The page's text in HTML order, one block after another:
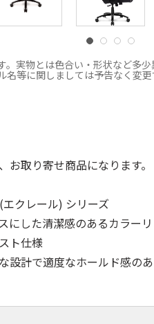
実物とは色合い・形状など多少
等に関しましては予告なく変更
取り寄せ商品になります。
クレール) シリーズ
にした清潔感のあるカラー
ト仕様
設計で適度なホールド感の